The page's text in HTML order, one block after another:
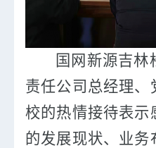
国网新源吉林
责任公司总经理、
校的热情接待表示
的发展现状、业务